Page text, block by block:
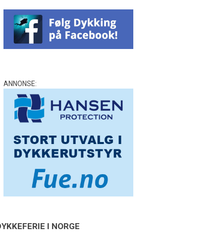
ANNONSE:
I NORGE